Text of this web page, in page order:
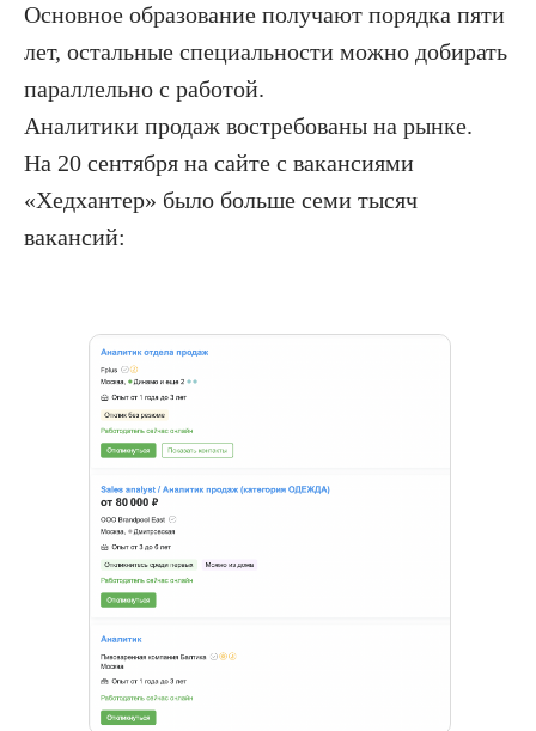
Основное образование получают порядка пяти
лет, остальные специальности можно добирать
параллельно с работой.
Аналитики продаж востребованы на рынке.
На 20 сентября на сайте с вакансиями
«Хедхантер» было больше семи тысяч
вакансий: